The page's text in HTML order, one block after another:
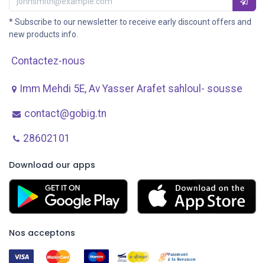
* Subscribe to our newsletter to receive early discount offers and
new products info.
Contactez-nous
Imm Mehdi 5E, Av ​Yasser Arafet sahloul- sousse
contact@gobig.tn
28602101
Download our apps
Nos acceptons